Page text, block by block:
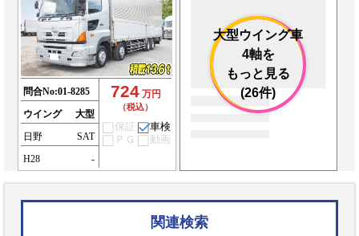
問合No:01-8285
ウイング
大型
日野
SAT
H28
-
724 万円
（税込）
保証
車検
ＰＧ
動画
大型ウイング車
4軸を
もっと見る
(26件)
関連検索